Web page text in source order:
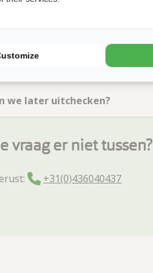
wij eerder inchecken?
we later uitchecken?
vraag er niet tussen?
+31(0)436040437